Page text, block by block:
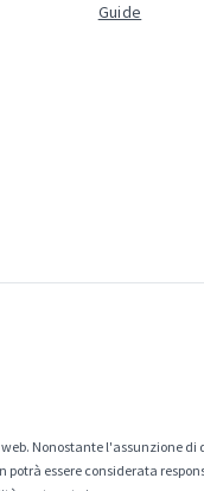
Guide
Nonostante l'assunzione
potrà essere considerata